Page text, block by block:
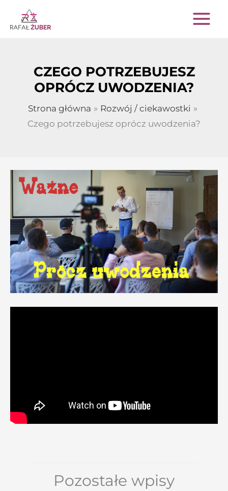
Przejdź
do
CZEGO POTRZEBUJESZ
OPRÓCZ UWODZENIA?
Strona główna
Rozwój / ciekawostki
Czego potrzebujesz oprócz uwodzenia?
Pozostałe wpisy